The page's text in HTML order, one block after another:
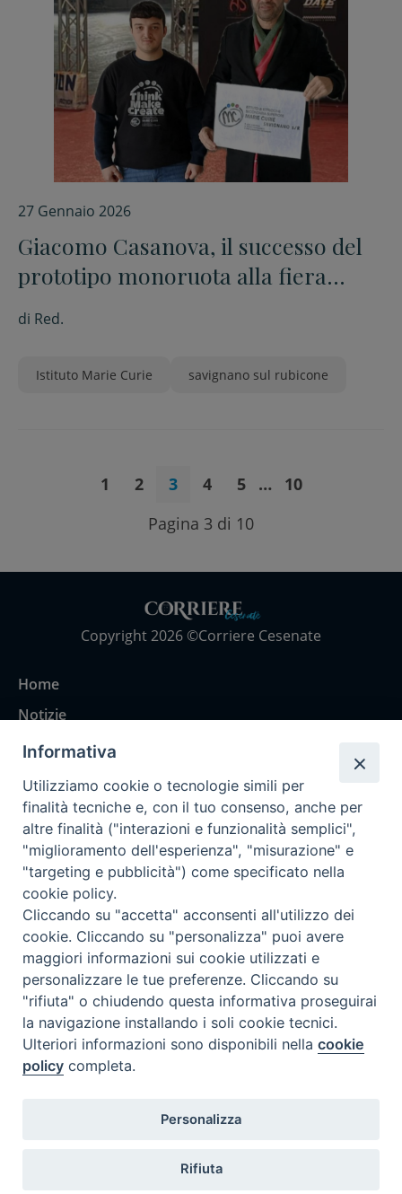
27 Gennaio 2026
Giacomo Casanova, il successo del
prototipo monoruota alla fiera
Motor Bike Expo di Verona
di Red.
Istituto Marie Curie savignano sul rubicone
1 2 3 4 5 …
10
Pagina 3 di 10
Copyright 2026 ©Corriere Cesenate
Home
Notizie
Rubriche
Chi siamo
Come abbonarsi
Contatti
Informativa
Utilizziamo cookie o tecnologie simili per
finalità tecniche e, con il tuo consenso, anche per
altre finalità ("interazioni e funzionalità semplici",
"miglioramento dell'esperienza", "misurazione" e
"targeting e pubblicità") come specificato nella
cookie policy.
Cliccando su "accetta" acconsenti all'utilizzo dei
cookie. Cliccando su "personalizza" puoi avere
maggiori informazioni sui cookie utilizzati e
personalizzare le tue preferenze. Cliccando su
"rifiuta" o chiudendo questa informativa proseguirai
la navigazione installando i soli cookie tecnici.
Ulteriori informazioni sono disponibili nellacookie
policy completa.
Personalizza
Rifiuta